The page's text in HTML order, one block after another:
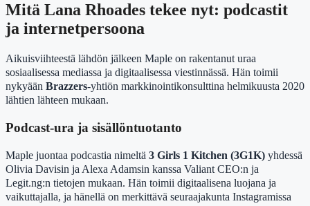
Mitä Lana Rhoades tekee nyt: podcastit
ja internetpersoona
Aikuisviihteestä lähdön jälkeen Maple on rakentanut uraa
sosiaalisessa mediassa ja digitaalisessa viestinnässä. Hän toimii
nykyään Brazzers-yhtiön markkinointikonsulttina helmikuusta 2020
lähtien lähteen mukaan.
Podcast-ura ja sisällöntuotanto
Maple juontaa podcastia nimeltä 3 Girls 1 Kitchen (3G1K) yhdessä
Olivia Davisin ja Alexa Adamsin kanssa Valiant CEO:n ja
Legit.ng:n tietojen mukaan. Hän toimii digitaalisena luojana ja
vaikuttajalla, ja hänellä on merkittävä seuraajakunta Instagramissa